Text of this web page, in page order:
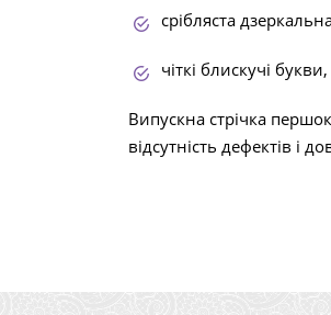
срібляста
чіткі блискучі
Випускна стрічка
відсутність дефектів і